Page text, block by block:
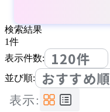
検索結果
1件
表示件数:
120件
並び順: おすすめ順
表示: